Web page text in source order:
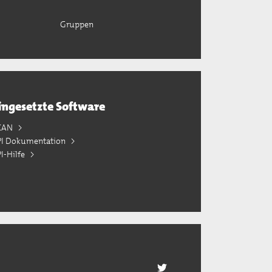
Gruppen
Software
Dokumentation
Hilfe